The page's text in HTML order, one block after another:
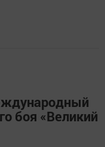
боя «Великий